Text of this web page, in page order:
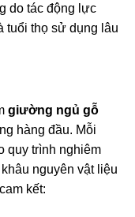
do tác động lực
tuổi thọ sử dụng lâu
giường ngủ gỗ
hàng đầu. Mỗi
quy trình nghiêm
nguyên vật liệu
kết: